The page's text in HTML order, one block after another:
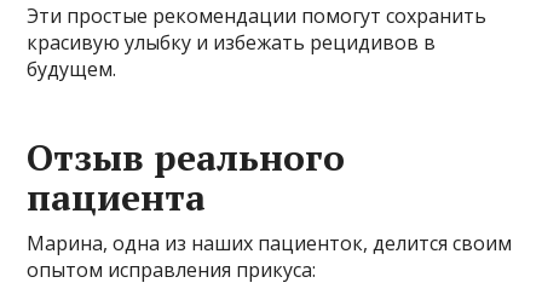
Эти простые рекомендации помогут сохранить
красивую улыбку и избежать рецидивов в
будущем.
Отзыв реального
пациента
Марина, одна из наших пациенток, делится своим
опытом исправления прикуса: